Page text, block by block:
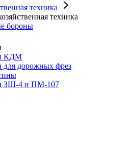
техника
техника
бороны
КДМ
для дорожных фрез
ЗШ-4 и ПМ-107